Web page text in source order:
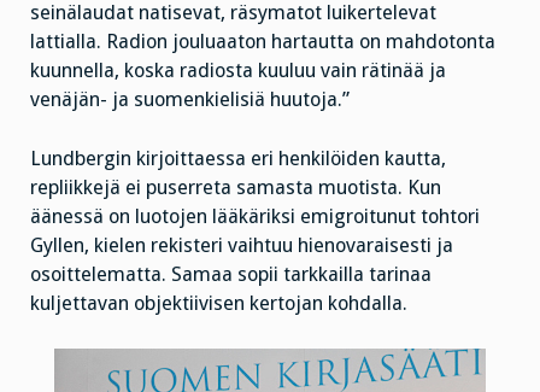
seinälaudat natisevat, räsymatot luikertelevat
lattialla. Radion jouluaaton hartautta on mahdotonta
kuunnella, koska radiosta kuuluu vain rätinää ja
venäjän- ja suomenkielisiä huutoja.”
Lundbergin kirjoittaessa eri henkilöiden kautta,
repliikkejä ei puserreta samasta muotista. Kun
äänessä on luotojen lääkäriksi emigroitunut tohtori
Gyllen, kielen rekisteri vaihtuu hienovaraisesti ja
osoittelematta. Samaa sopii tarkkailla tarinaa
kuljettavan objektiivisen kertojan kohdalla.